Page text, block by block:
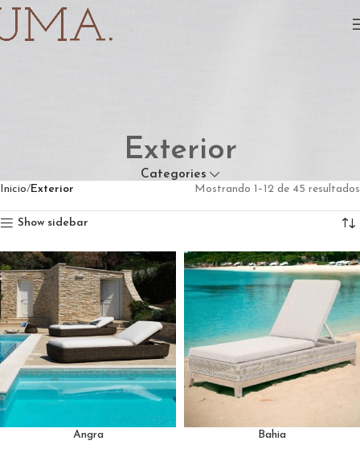
Exterior
Categories
Inicio Exterior Mostrando 1–12 de 45 resultados
Show sidebar
Angra Bahia